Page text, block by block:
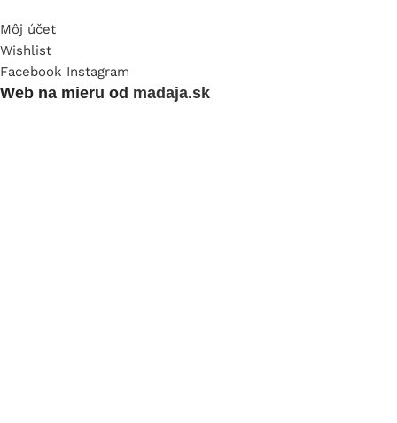
Môj účet
Wishlist
Facebook Instagram
Web na mieru od madaja.sk